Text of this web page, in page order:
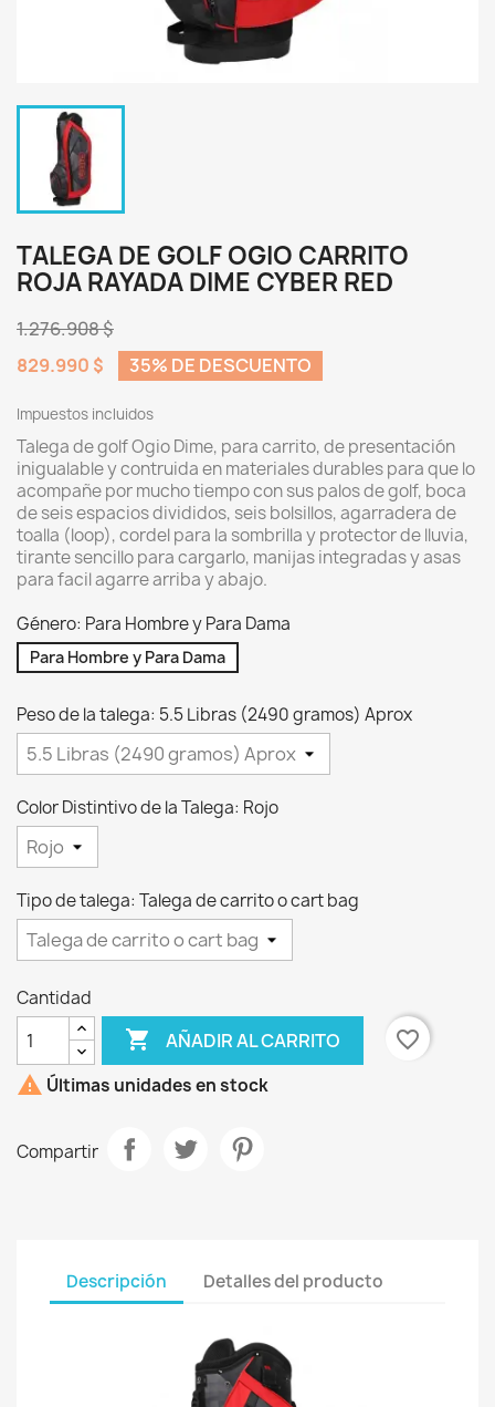
TALEGA DE GOLF OGIO CARRITO
ROJA RAYADA DIME CYBER RED
1.276.908 $
829.990 $
35% DE DESCUENTO
Impuestos incluidos
Talega de golf Ogio Dime, para carrito, de presentación
inigualable y contruida en materiales durables para que lo
acompañe por mucho tiempo con sus palos de golf, boca
de seis espacios divididos, seis bolsillos, agarradera de
toalla (loop), cordel para la sombrilla y protector de lluvia,
tirante sencillo para cargarlo, manijas integradas y asas
para facil agarre arriba y abajo.
Género: Para Hombre y Para Dama
Para Hombre y Para Dama
Peso de la talega: 5.5 Libras (2490 gramos) Aprox
Color Distintivo de la Talega: Rojo
Tipo de talega: Talega de carrito o cart bag
Cantidad
 AÑADIR AL CARRITO
favorite_border
 Últimas unidades en stock
Compartir
Descripción Detalles del producto